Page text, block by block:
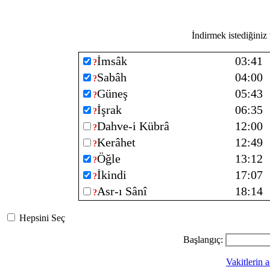
İndirmek istediğiniz
?İmsâk 03:41
?Sabâh 04:00
?Güneş 05:43
?İşrak 06:35
?Dahve-i Kübrâ 12:00
?Kerâhet 12:49
?Öğle 13:12
?İkindi 17:07
?Asr-ı Sânî 18:14
Hepsini Seç
Başlangıç:
Vakitlerin